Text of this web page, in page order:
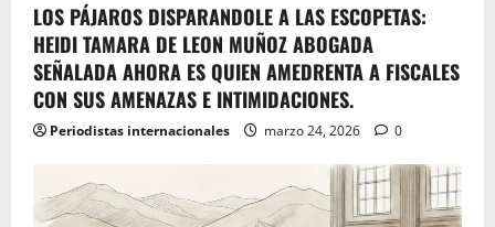
LOS PÁJAROS DISPARANDOLE A LAS ESCOPETAS:
HEIDI TAMARA DE LEON MUÑOZ ABOGADA
SEÑALADA AHORA ES QUIEN AMEDRENTA A FISCALES
CON SUS AMENAZAS E INTIMIDACIONES.
Periodistas internacionales marzo 24, 2026 0